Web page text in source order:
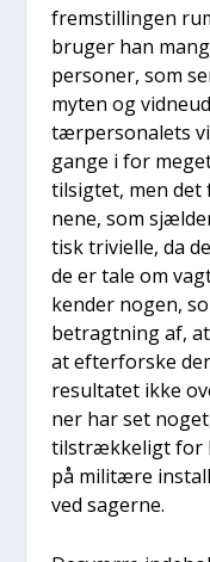
frem­stil­lin­gen
bru­ger han
per­so­ner, som
myten og
tær­per­so­na­lets
gan­ge i for
til­sig­tet, men
ne­ne, som
tisk tri­vi­el­le, da
de er tale om
ken­der nogen,
betragt­ning af,
at efter­for­ske
resul­ta­tet ikke
ner har set
til­stræk­ke­ligt for
på mili­tæ­re
ved sager­ne.